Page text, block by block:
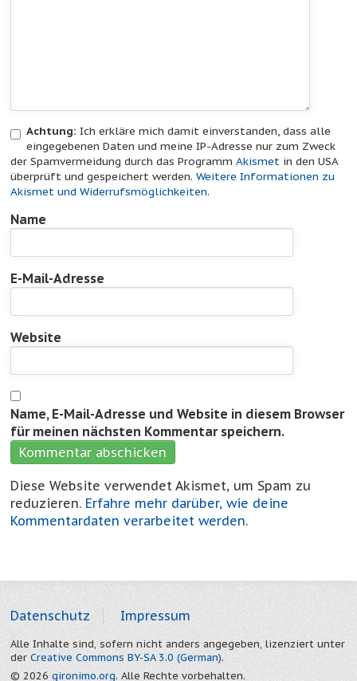
Achtung: Ich erkläre mich damit einverstanden, dass alle
eingegebenen Daten und meine IP-Adresse nur zum Zweck
der Spamvermeidung durch das ProgrammAkismet in den USA
überprüft und gespeichert werden.Weitere Informationen zu
Akismet und Widerrufsmöglichkeiten.
Name
E-Mail-Adresse
Website
Name, E-Mail-Adresse und Website in diesem Browser
für meinen nächsten Kommentar speichern.
Diese Website verwendet Akismet, um Spam zu
reduzieren. Erfahre mehr darüber, wie deine
Kommentardaten verarbeitet werden.
Datenschutz Impressum
Alle Inhalte sind, sofern nicht anders angegeben, lizenziert unter
derCreative Commons BY-SA 3.0 (German).
© 2026gironimo.org. Alle Rechte vorbehalten.